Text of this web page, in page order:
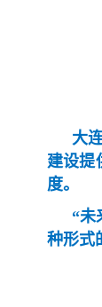
大
建设提
度。
“未
种形式